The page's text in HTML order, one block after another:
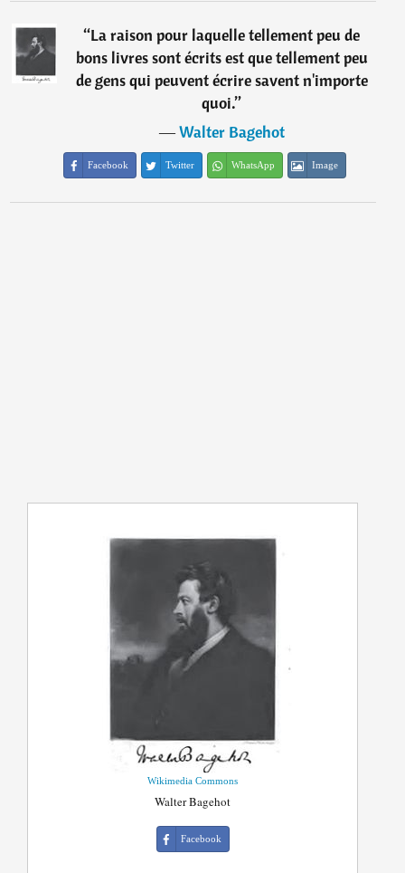
“La raison pour laquelle tellement peu de
bons livres sont écrits est que tellement peu
de gens qui peuvent écrire savent n'importe
quoi.”
―Walter Bagehot
Facebook Twitter WhatsApp Image
Wikimedia Commons
Walter Bagehot
Facebook